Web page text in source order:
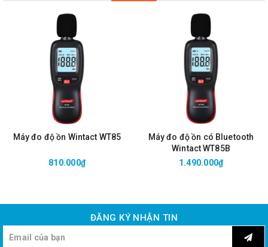
Máy đo độ ồn Wintact WT85
810.000₫
Máy đo độ ồn có Bluetooth
Wintact WT85B
1.490.000₫
ĐĂNG KÝ NHẬN TIN